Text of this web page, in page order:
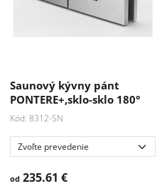
Saunový kývny pánt
PONTERE+,sklo-sklo 180°
Kód: 8312-SN
od235.61 €